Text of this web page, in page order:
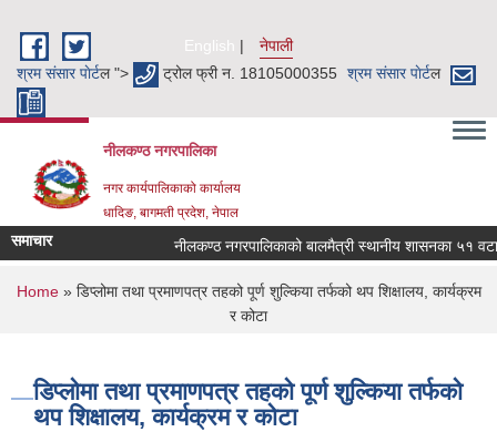
English
नेपाली
श्रम संसार पाेर्टल "> ट्रोल फ्री न. 18105000355 श्रम संसार पाेर्टल
नीलकण्ठ नगरपालिका
नगर कार्यपालिकाको कार्यालय
धादिङ, बागमती प्रदेश, नेपाल
समाचार नीलकण्ठ नगरपालिकाको बालमैत्री स्थानीय शासनका ५१ वटा
You are here
Home» डिप्लोमा तथा प्रमाणपत्र तहको पूर्ण शुल्किया तर्फको थप शिक्षालय, कार्यक्रम
र कोटा
डिप्लोमा तथा प्रमाणपत्र तहको पूर्ण शुल्किया तर्फको
थप शिक्षालय, कार्यक्रम र कोटा